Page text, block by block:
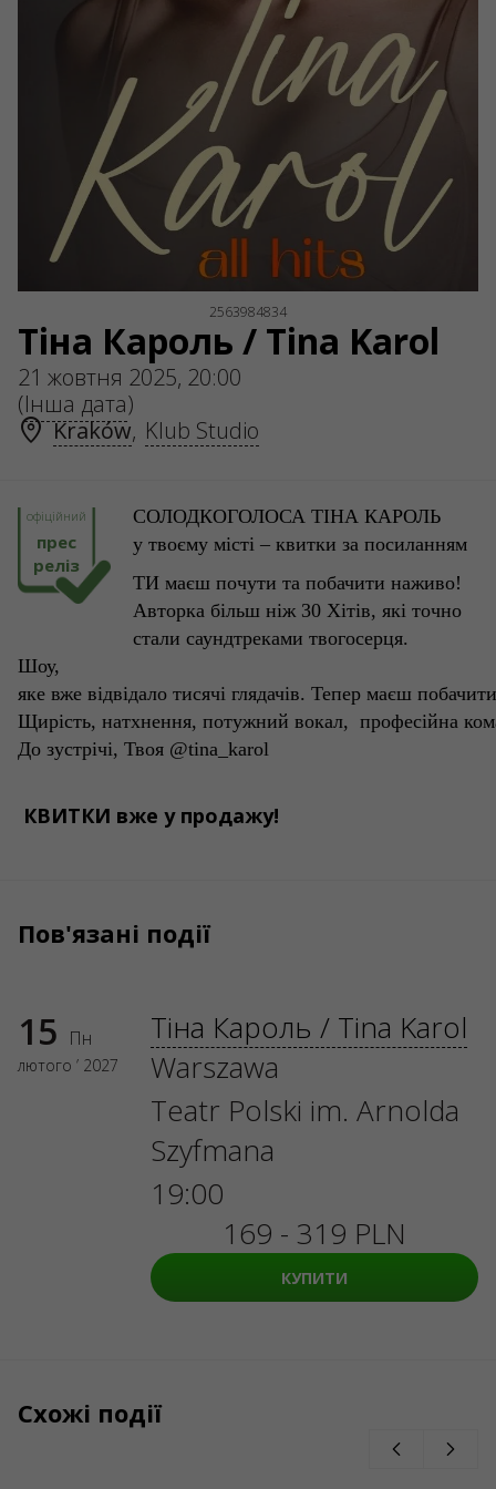
Доставка та оплата
Мапа сайту
Організаторам Логотип на афіши
Про компанію
Публічна оферта
2563984834
Тіна Кароль / Tina Karol
21 жовтня 2025, 20:00
(Інша дата)
Kraków, Klub Studio
офіційний
прес
реліз
СОЛОДКОГОЛОСА ТІНА КАРОЛЬ
у твоєму місті – квитки за посиланням
ТИ маєш почути та побачити наживо!
Авторка більш ніж 30 Хітів, які точно
стали саундтреками твогосерця.
Шоу,
яке вже відвідало тисячі глядачів. Тепер маєш побачити
Щирість, натхнення, потужний вокал, професійна
До зустрічі, Твоя @tina_karol
КВИТКИ вже у продажу!
Пов'язані події
15 Пн
лютого ’ 2027
Тіна Кароль / Tina Karol
Warszawa
Teatr Polski im. Arnolda
Szyfmana
19:00
169 - 319 PLN
КУПИТИ
Схожі події